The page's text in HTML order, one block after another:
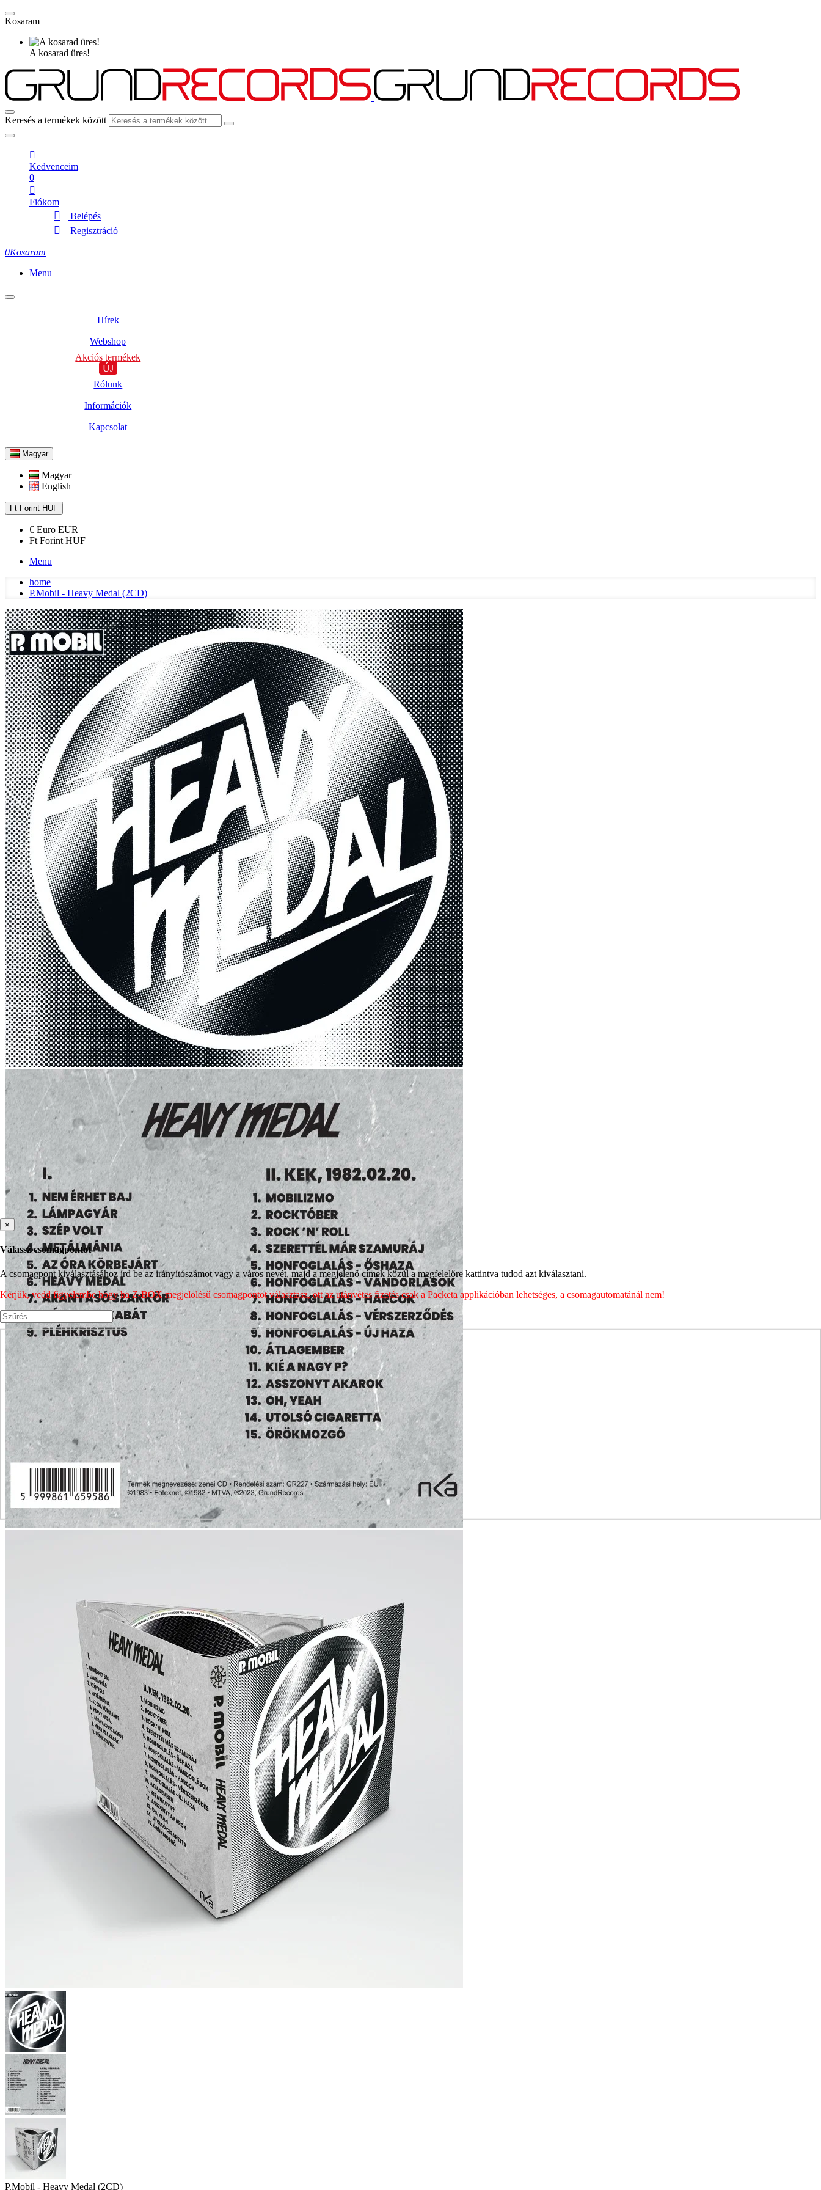
Kosaram
A kosarad üres!
Keresés a termékek között
Kedvenceim
0
Fiókom
Belépés
Regisztráció
0Kosaram
Menu
Hírek
Webshop
Akciós termékek
ÚJ
Rólunk
Információk
Kapcsolat
Magyar
Magyar
English
Ft Forint HUF
€ Euro EUR
Ft Forint HUF
Menu
home
P.Mobil - Heavy Medal (2CD)
P.Mobil - Heavy Medal (2CD)
×
Válassz csomagpontot
A csomagpont kiválasztásához írd be az irányítószámot vagy a város nevét, majd a megjelenő címek közül a megfelelőre kattintva tudod azt kiválasztani.
Kérjük, vedd figyelembe hogy ha Z-BOX megjelölésű csomagpontot választasz, ott az utánvétes fizetés csak a Packeta applikációban lehetséges, a csomagautomatánál nem!